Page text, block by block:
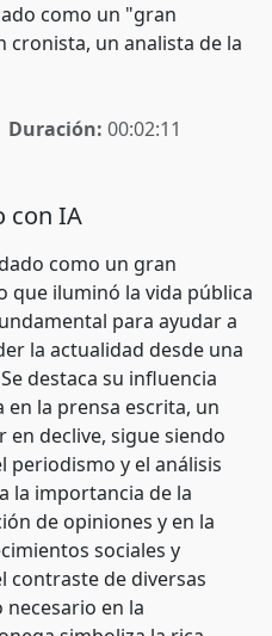
como un "gran
cronista, un analista de la
Duración: 00:02:11
con IA
como un gran
que iluminó la vida pública
para ayudar a
la actualidad desde una
destaca su influencia
la prensa escrita, un
en declive, sigue siendo
periodismo y el análisis
la importancia de la
de opiniones y en la
sociales y
contraste de diversas
necesario en la